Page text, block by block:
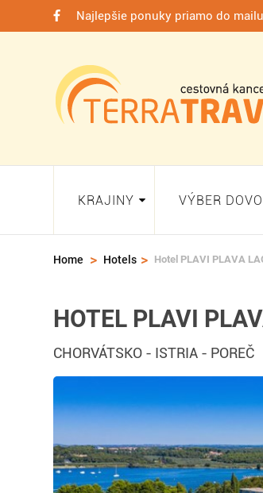
Najlepšie ponuky priamo do
KRAJINY VÝBER
Home > Hotels > Hotel PLAVI PLAVA
HOTEL PLAVI
CHORVÁTSKO - ISTRIA - POREČ